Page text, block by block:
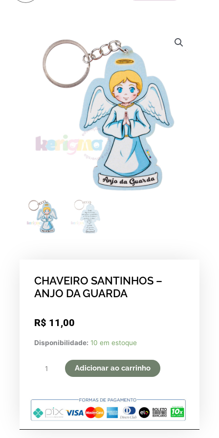
CHAVEIRO SANTINHOS –
ANJO DA GUARDA
R$ 11,00
Disponibilidade: 10 em estoque
CHAVEIRO
quantidade
Adicionar ao carrinho